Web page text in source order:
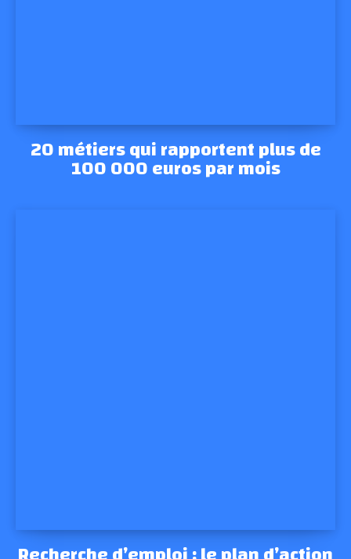
20 métiers qui rapportent plus de
100 000 euros par mois